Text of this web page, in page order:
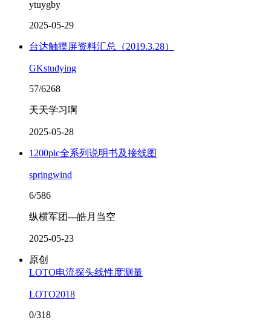
ytuygby
2025-05-29
台达触摸屏资料汇总（2019.3.28）
GKstudying
57/6268
天天学习啊
2025-05-28
1200plc全系列说明书及接线图
springwind
6/586
纵横军团---皓月当空
2025-05-23
原创
LOTO电流探头线性度测量
LOTO2018
0/318